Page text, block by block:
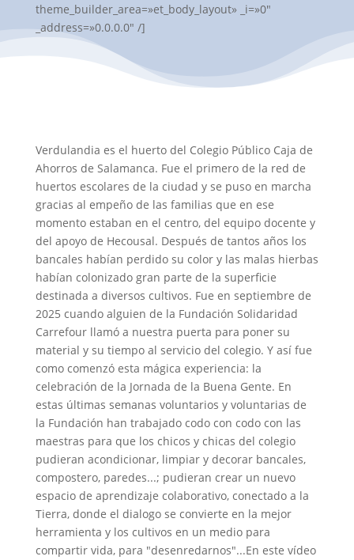
theme_builder_area=»et_body_layout» _i=»0″
_address=»0.0.0.0″ /]
Verdulandia es el huerto del Colegio Público Caja de
Ahorros de Salamanca. Fue el primero de la red de
huertos escolares de la ciudad y se puso en marcha
gracias al empeño de las familias que en ese
momento estaban en el centro, del equipo docente y
del apoyo de Hecousal. Después de tantos años los
bancales habían perdido su color y las malas hierbas
habían colonizado gran parte de la superficie
destinada a diversos cultivos. Fue en septiembre de
2025 cuando alguien de la Fundación Solidaridad
Carrefour llamó a nuestra puerta para poner su
material y su tiempo al servicio del colegio. Y así fue
como comenzó esta mágica experiencia: la
celebración de la Jornada de la Buena Gente. En
estas últimas semanas voluntarios y voluntarias de
la Fundación han trabajado codo con codo con las
maestras para que los chicos y chicas del colegio
pudieran acondicionar, limpiar y decorar bancales,
compostero, paredes...; pudieran crear un nuevo
espacio de aprendizaje colaborativo, conectado a la
Tierra, donde el dialogo se convierte en la mejor
herramienta y los cultivos en un medio para
compartir vida, para "desenredarnos"...En este vídeo